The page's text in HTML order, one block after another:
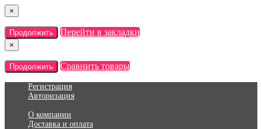
×
Продолжить Перейти в закладки
×
Продолжить Сравнить товары
Регистрация
Авторизация
О компании
Доставка и оплата